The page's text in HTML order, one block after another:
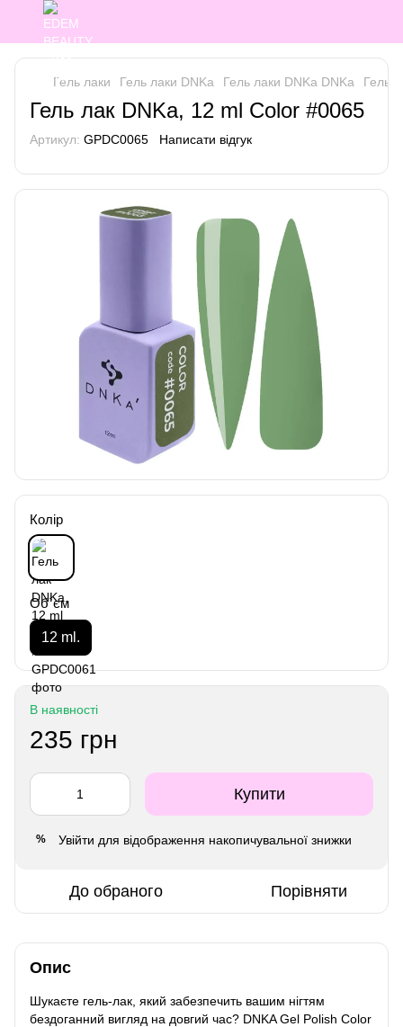
Гель лаки Гель лаки DNKa Гель лаки DNKa DNKa Гель
Гель лак DNKa, 12 ml Color #0065
Артикул: GPDC0065 Написати відгук
Колір
Об`єм
12 ml.
В наявності
235 грн
Купити
% Увійти для відображення накопичувальної знижки
До обраного Порівняти
Опис
Шукаєте гель-лак, який забезпечить вашим нігтям
бездоганний вигляд на довгий час? DNKA Gel Polish Color